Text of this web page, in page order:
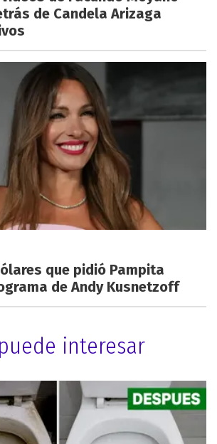
de Candela Arizaga
que pidió Pampita
de Andy Kusnetzoff
interesar